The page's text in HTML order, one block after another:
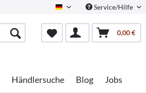
German Service/Hilfe
0,00 €
Händlersuche Blog Jobs